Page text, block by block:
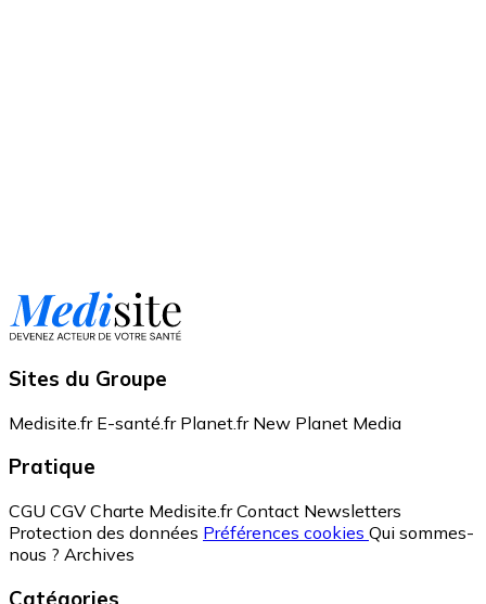
Sites du Groupe
Medisite.fr E-santé.fr Planet.fr New Planet Media
Pratique
CGU CGV Charte Medisite.fr Contact Newsletters
Protection des données Préférences cookies Qui sommes-
nous ? Archives
Catégories